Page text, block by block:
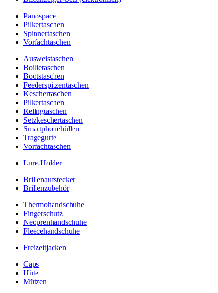
Panospace
Pilkertaschen
Spinnertaschen
Vorfachtaschen
Ausweistaschen
Boilietaschen
Bootstaschen
Feederspitzentaschen
Keschertaschen
Pilkertaschen
Relingtaschen
Setzkeschertaschen
Smartphonehüllen
Tragegurte
Vorfachtaschen
Lure-Holder
Brillenaufstecker
Brillenzubehör
Thermohandschuhe
Fingerschutz
Neoprenhandschuhe
Fleecehandschuhe
Freizeitjacken
Caps
Hüte
Mützen